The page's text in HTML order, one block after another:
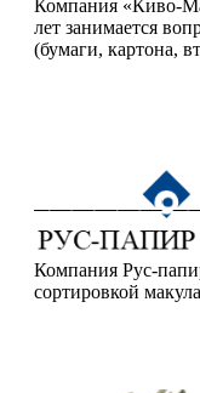
Компания «Киво-
лет занимается
(бумаги, картона,
Компания Рус-
сортировкой